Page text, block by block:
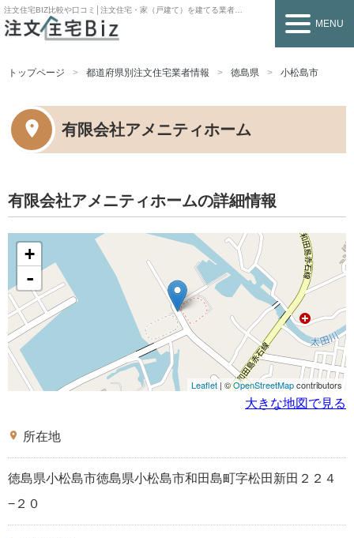
注文住宅BIZ比較や口コミ│注文住宅・家（戸建て）を建てる業者を探すなら
MENU
トップページ 都道府県別注文住宅業者情報 徳島県 小松島市
有限会社アメニティホーム
有限会社アメニティホームの詳細情報
+
-
Leaflet| ©OpenStreetMapcontributors
大きな地図で見る
place 所在地
徳島県小松島市徳島県小松島市和田島町字松田新田２２４
−２０